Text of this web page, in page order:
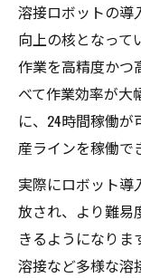
溶接ロボットの導
向上の核となって
作業を高精度かつ
べて作業効率が大
に、24時間稼働
産ラインを稼働で
実際にロボット導
放され、より難易
きるようになりま
溶接など多様な溶